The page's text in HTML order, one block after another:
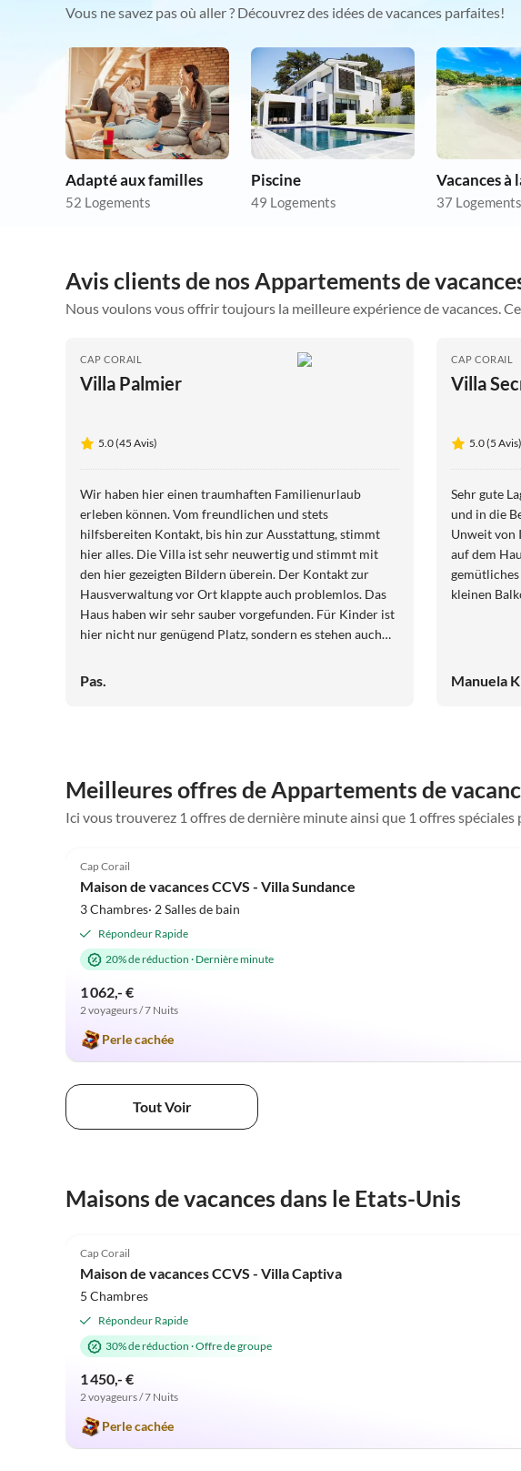
Vous ne savez pas où aller ? Découvrez des idées de vacances parfaites!
Adapté aux familles
52 Logements
Piscine
49 Logements
Vacances à
37 Logements
Avis clients de nos Appartements de
Nous voulons vous offrir toujours la meilleure expérience de vacances.
CAP CORAIL
Villa Palmier
5.0 (45 Avis)
Wir haben hier einen traumhaften Familienurlaub
erleben können. Vom freundlichen und stets
hilfsbereiten Kontakt, bis hin zur Ausstattung, stimmt
hier alles. Die Villa ist sehr neuwertig und stimmt mit
den hier gezeigten Bildern überein. Der Kontakt zur
Hausverwaltung vor Ort klappte auch problemlos. Das
Haus haben wir sehr sauber vorgefunden. Für Kinder ist
hier nicht nur genügend Platz, sondern es stehen auch
Umgebung ist sehr freundlich und gut gelegen für
Pas.
CAP CORAIL
Villa
5.0 (5 Avis)
Sehr gute
und in die
Unweit von
auf dem
gemütliches Frühstück. Abendsonne nur auf einem
kleinen
Manuela
Meilleures offres de Appartements de
Ici vous trouverez 1 offres de dernière minute ainsi que 1 offres
Cap Corail
Maison de vacances CCVS - Villa Sundance
3 Chambres· 2 Salles de bain
Répondeur Rapide
20% de réduction · Dernière minute
1 062,- €
2 voyageurs / 7 Nuits
Perle cachée
Tout Voir
Maisons de vacances dans le Etats-Unis
Cap Corail
Maison de vacances CCVS - Villa Captiva
5 Chambres
Répondeur Rapide
30% de réduction ·Offre de groupe
1 450,- €
2 voyageurs / 7 Nuits
Perle cachée